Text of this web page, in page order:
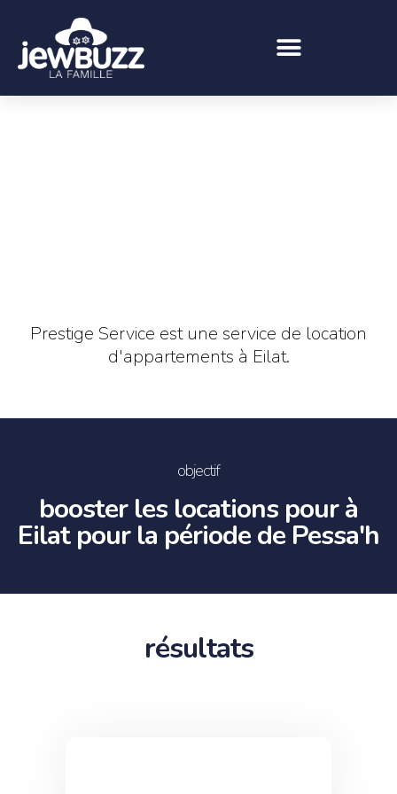
Prestige Service est une service de location
d'appartements à Eilat.
objectif
booster les locations pour à
Eilat pour la période de Pessa'h
résultats